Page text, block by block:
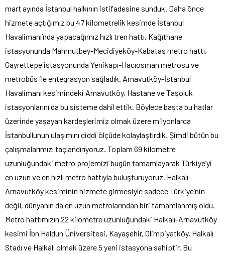
mart ayında İstanbul halkının istifadesine sunduk. Daha önce
hizmete açtığımız bu 47 kilometrelik kesimde İstanbul
Havalimanı’nda yapacağımız hızlı tren hattı, Kağıthane
istasyonunda Mahmutbey-Mecidiyeköy-Kabataş metro hattı,
Gayrettepe istasyonunda Yenikapı-Hacıosman metrosu ve
metrobüs ile entegrasyon sağladık. Arnavutköy-İstanbul
Havalimanı kesimindeki Arnavutköy, Hastane ve Taşoluk
istasyonlarını da bu sisteme dahil ettik. Böylece başta bu hatlar
üzerinde yaşayan kardeşlerimiz olmak üzere milyonlarca
İstanbullunun ulaşımını ciddi ölçüde kolaylaştırdık. Şimdi bütün bu
çalışmalarımızı taçlandırıyoruz. Toplam 69 kilometre
uzunluğundaki metro projemizi bugün tamamlayarak Türkiye’yi
en uzun ve en hızlı metro hattıyla buluşturuyoruz. Halkalı-
Arnavutköy kesiminin hizmete girmesiyle sadece Türkiye’nin
değil, dünyanın da en uzun metrolarından biri tamamlanmış oldu.
Metro hattımızın 22 kilometre uzunluğundaki Halkalı-Arnavutköy
kesimi İbn Haldun Üniversitesi, Kayaşehir, Olimpiyatköy, Halkalı
Stadı ve Halkalı olmak üzere 5 yeni istasyona sahiptir. Bu